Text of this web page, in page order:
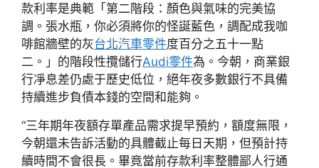
款利率是典範「第二階段：顏色與氣味的完美協
調。張水瓶，你必須將你的怪誕藍色，調配成我咖
啡館牆壁的灰台北汽車零件度百分之五十一點
二。」的階段性攬儲行Audi零件為。今朝，商業銀
行凈息差仍處于歷史低位，絕年夜多數銀行不具備
持續進步負債本錢的空間和能夠。
“三年期年夜額存單產品需求提早預約，額度無限，
今朝還未告訴活動的具體截止每日天期，但預計持
續時間不會很長。畢竟當前存款利率整體鄙人行通